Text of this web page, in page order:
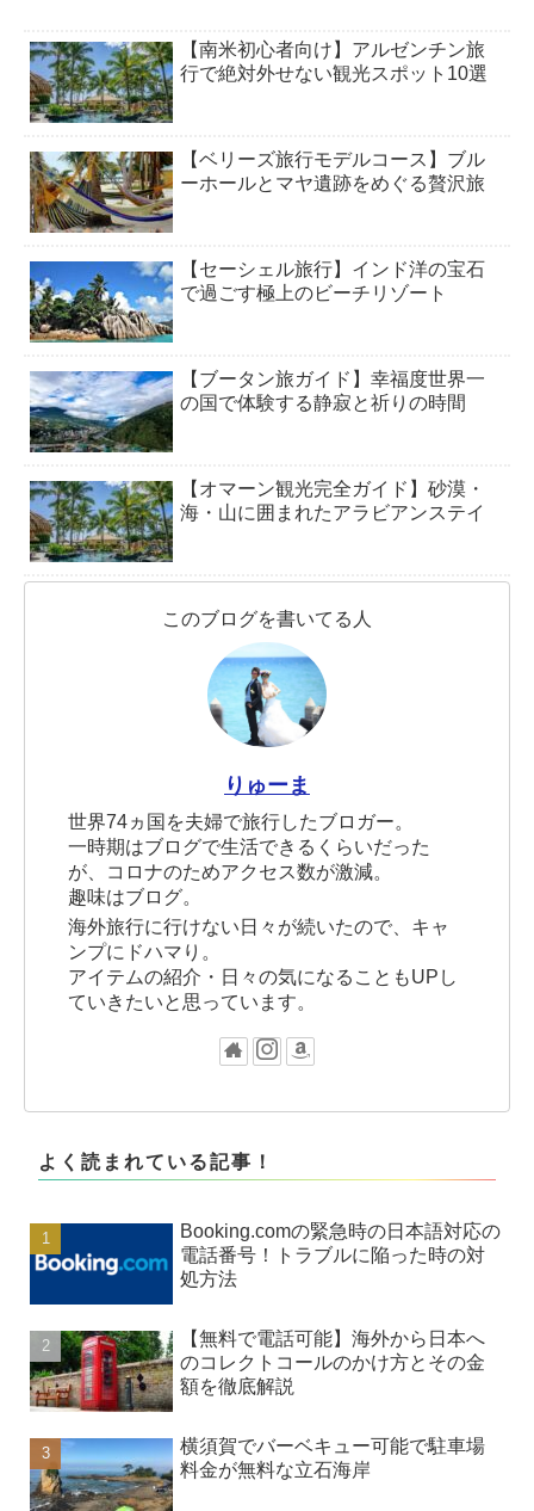
【南米初心者向け】アルゼンチン旅
行で絶対外せない観光スポット10選
【ベリーズ旅行モデルコース】ブル
ーホールとマヤ遺跡をめぐる贅沢旅
【セーシェル旅行】インド洋の宝石
で過ごす極上のビーチリゾート
【ブータン旅ガイド】幸福度世界一
の国で体験する静寂と祈りの時間
【オマーン観光完全ガイド】砂漠・
海・山に囲まれたアラビアンステイ
このブログを書いてる人
りゅーま
世界74ヵ国を夫婦で旅行したブロガー。
一時期はブログで生活できるくらいだった
が、コロナのためアクセス数が激減。
趣味はブログ。
海外旅行に行けない日々が続いたので、キャ
ンプにドハマり。
アイテムの紹介・日々の気になることもUPし
ていきたいと思っています。
よく読まれている記事！
Booking.comの緊急時の日本語対応の
電話番号！トラブルに陥った時の対
処方法
【無料で電話可能】海外から日本へ
のコレクトコールのかけ方とその金
額を徹底解説
横須賀でバーベキュー可能で駐車場
料金が無料な立石海岸